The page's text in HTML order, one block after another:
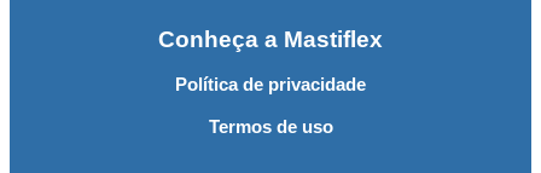
Conheça a Mastiflex
Política de privacidade
Termos de uso